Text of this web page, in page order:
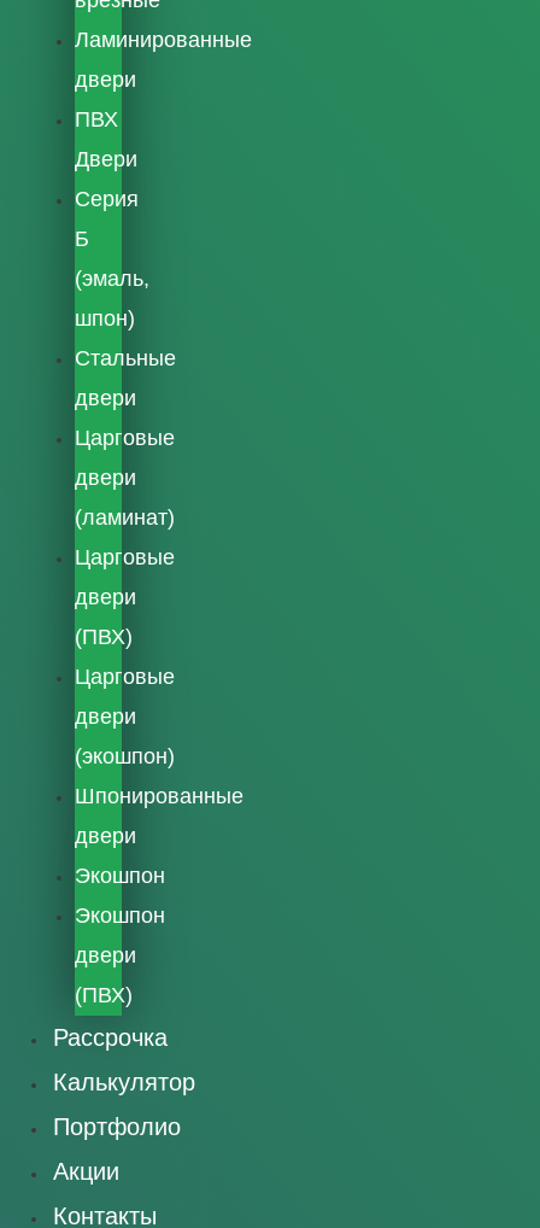
Ламинированные
двери
ПВХ
Двери
Серия
Б
(эмаль,
шпон)
Стальные
двери
Царговые
двери
(ламинат)
Царговые
двери
(ПВХ)
Царговые
двери
(экошпон)
Шпонированные
двери
Экошпон
Экошпон
двери
(ПВХ)
Рассрочка
Калькулятор
Портфолио
Акции
Контакты